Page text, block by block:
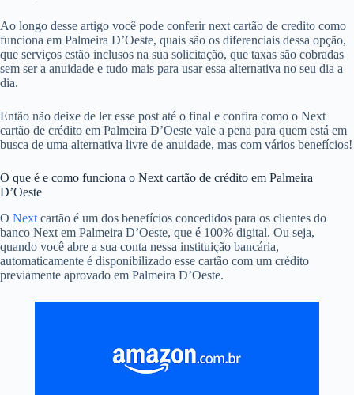
Ao longo desse artigo você pode conferir next cartão de credito como
funciona em Palmeira D’Oeste, quais são os diferenciais dessa opção,
que serviços estão inclusos na sua solicitação, que taxas são cobradas
sem ser a anuidade e tudo mais para usar essa alternativa no seu dia a
dia.
Então não deixe de ler esse post até o final e confira como o Next
cartão de crédito em Palmeira D’Oeste vale a pena para quem está em
busca de uma alternativa livre de anuidade, mas com vários benefícios!
O que é e como funciona o Next cartão de crédito em Palmeira
D’Oeste
O Next cartão é um dos benefícios concedidos para os clientes do
banco Next em Palmeira D’Oeste, que é 100% digital. Ou seja,
quando você abre a sua conta nessa instituição bancária,
automaticamente é disponibilizado esse cartão com um crédito
previamente aprovado em Palmeira D’Oeste.